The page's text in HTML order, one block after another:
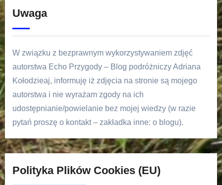
Uwaga
W związku z bezprawnym wykorzystywaniem zdjęć
autorstwa Echo Przygody – Blog podróżniczy Adriana
Kołodzieaj, informuję iż zdjęcia na stronie są mojego
autorstwa i nie wyrażam zgody na ich
udostępnianie/powielanie bez mojej wiedzy (w razie
pytań proszę o kontakt – zakładka inne: o blogu).
Polityka Plików Cookies (EU)